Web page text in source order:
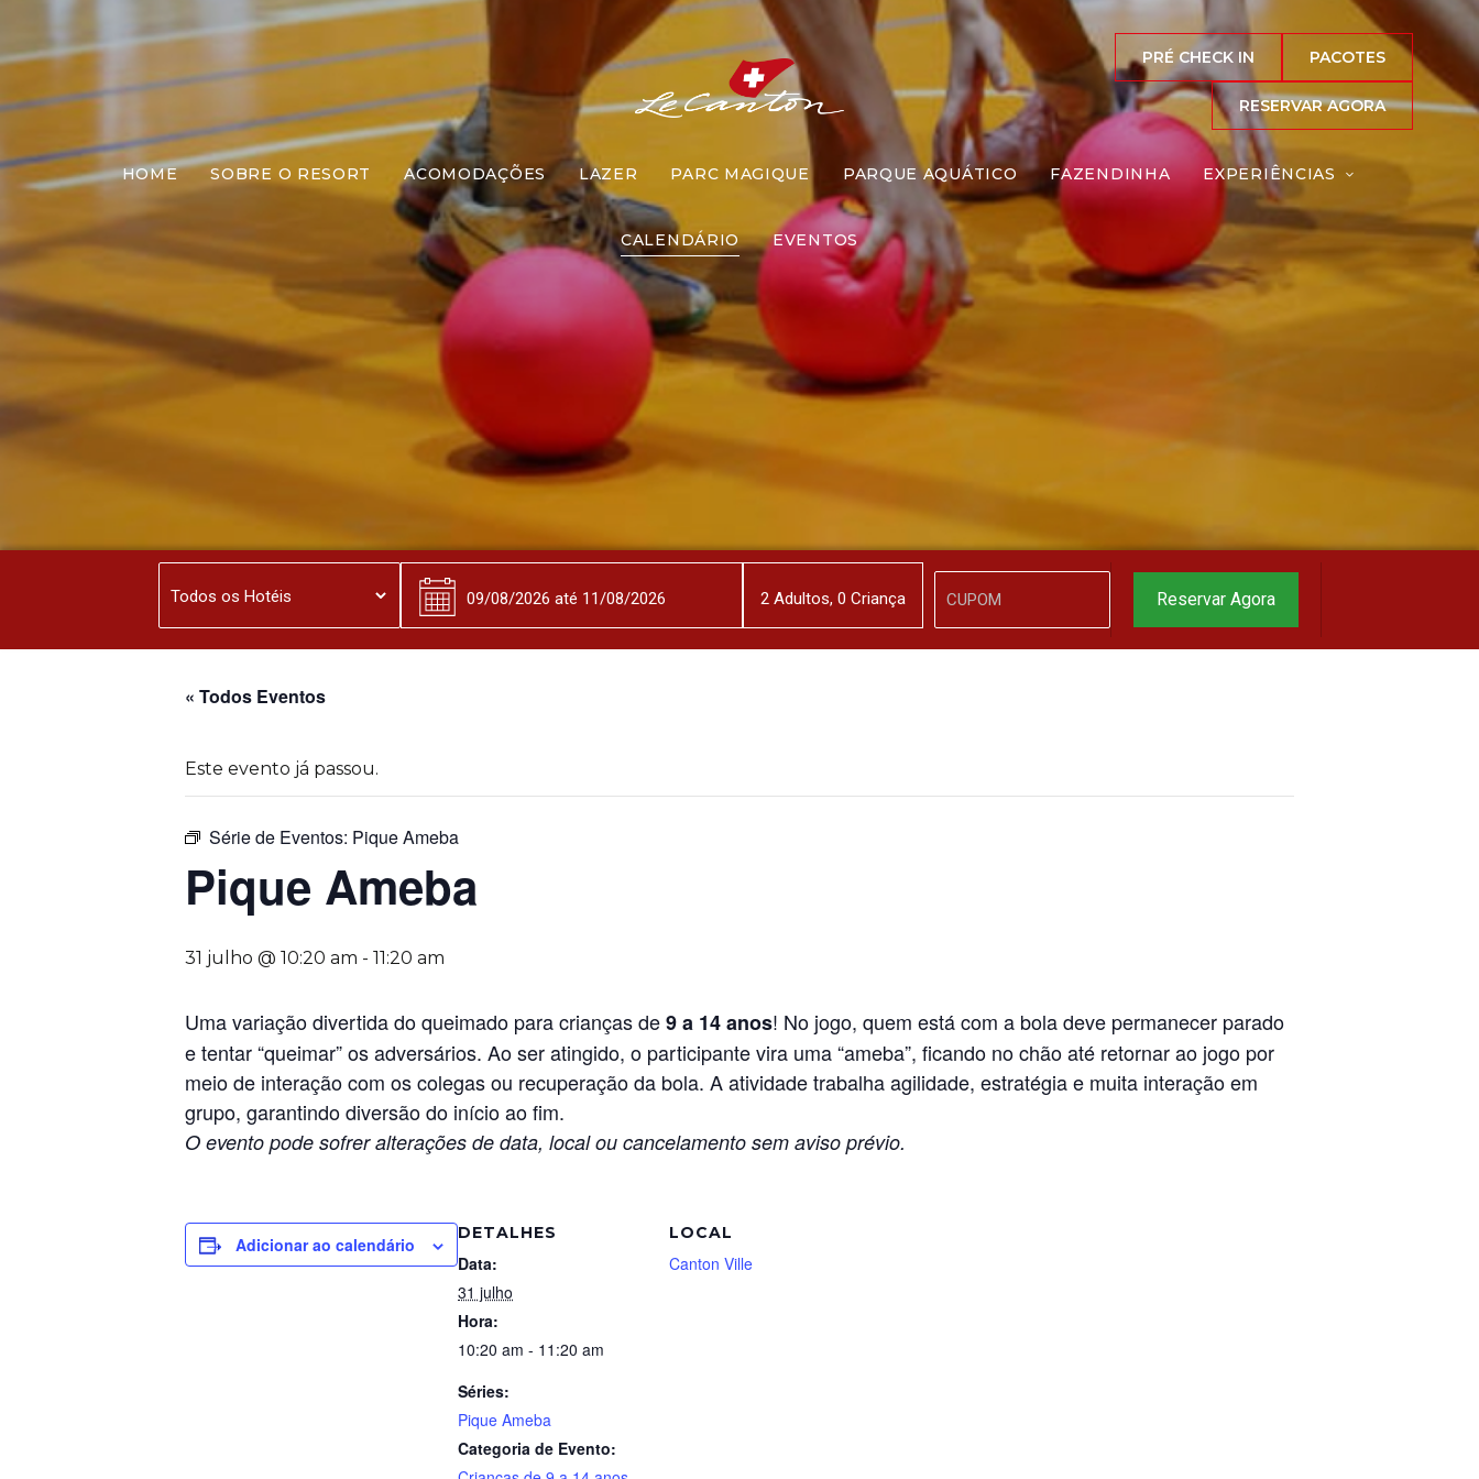
PRÉ CHECK IN PACOTES
RESERVAR AGORA
HOME SOBRE O RESORT ACOMODAÇÕES LAZER PARC MAGIQUE PARQUE AQUÁTICO FAZENDINHA EXPERIÊNCIAS
CALENDÁRIO EVENTOS
Pique Ameba
« Todos Eventos
Este evento já passou.
Série de Eventos: Pique Ameba
Pique Ameba
31 julho @ 10:20 am - 11:20 am
Uma variação divertida do queimado para crianças de9 a 14 anos! No jogo, quem está com a bola deve permanecer parado
e tentar “queimar” os adversários. Ao ser atingido, o participante vira uma “ameba”, ficando no chão até retornar ao jogo por
meio de interação com os colegas ou recuperação da bola. A atividade trabalha agilidade, estratégia e muita interação em
grupo, garantindo diversão do início ao fim.
O evento pode sofrer alterações de data, local ou cancelamento sem aviso prévio.
Adicionar ao calendário
DETALHES
Data:
31 julho
Hora:
10:20 am - 11:20 am
Séries:
Pique Ameba
Categoria de Evento:
LOCAL
Canton Ville
2Adultos, 0 Criança Reservar Agora